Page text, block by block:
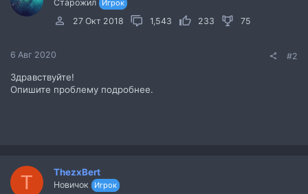
Старожил Игрок
27 Окт 2018 1,543 233 75
6 Авг 2020 #2
Здравствуйте!
Опишите проблему подробнее.
T ThezxBert
Новичок Игрок